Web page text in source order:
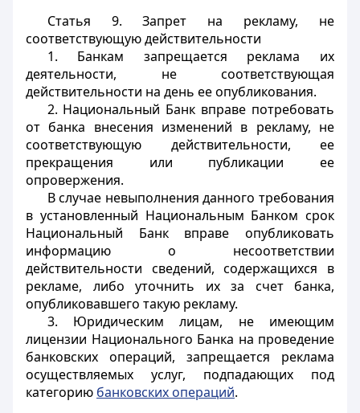
Статья 9. Запрет на рекламу, не
соответствующую действительности
1. Банкам запрещается реклама их
деятельности, не соответствующая
действительности на день ее опубликования.
2. Национальный Банк вправе потребовать
от банка внесения изменений в рекламу, не
соответствующую действительности, ее
прекращения или публикации ее
опровержения.
В случае невыполнения данного требования
в установленный Национальным Банком срок
Национальный Банк вправе опубликовать
информацию о несоответствии
действительности сведений, содержащихся в
рекламе, либо уточнить их за счет банка,
опубликовавшего такую рекламу.
3. Юридическим лицам, не имеющим
лицензии Национального Банка на проведение
банковских операций, запрещается реклама
осуществляемых услуг, подпадающих под
категорию банковских операций.